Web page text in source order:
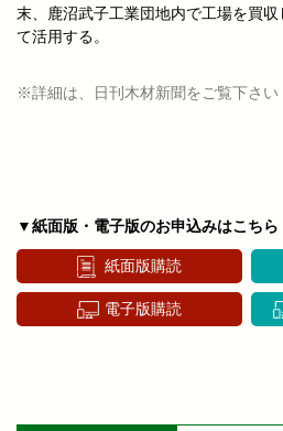
末、鹿沼武子工業団地内で工場を買
て活用する。
※詳細は、日刊木材新聞をご覧下さい
▼紙面版・電子版のお申込みはこちら
紙面版購読
電子版購読